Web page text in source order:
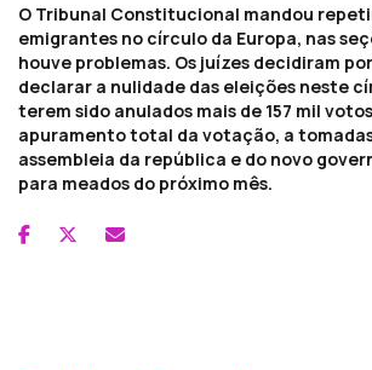
O Tribunal Constitucional mandou
emigrantes no círculo da Europa, nas
houve problemas. Os juízes decidiram
declarar a nulidade das eleições neste
terem sido anulados mais de 157 mil
apuramento total da votação, a
assembleia da república e do novo
para meados do próximo mês.